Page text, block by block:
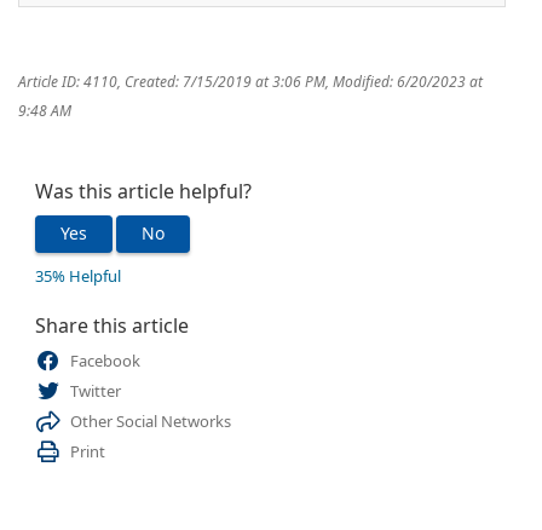
Article ID: 4110, Created: 7/15/2019 at 3:06 PM, Modified: 6/20/2023 at
9:48 AM
Was this article helpful?
Yes No
35% Helpful
Share this article
Facebook
Twitter
Other Social Networks
Print